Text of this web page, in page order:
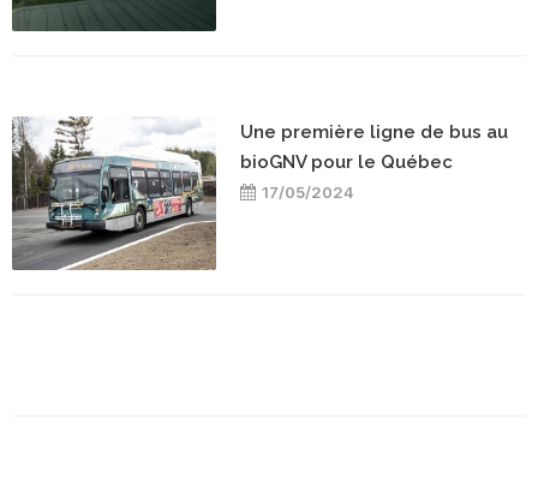
Une première ligne de bus au
bioGNV pour le Québec
17/05/2024